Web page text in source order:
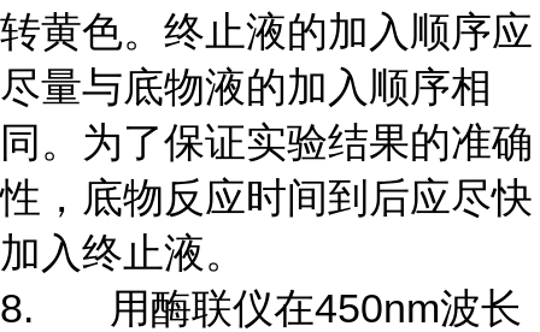
转黄色。终止液的加入顺序应
尽量与底物液的加入顺序相
同。为了保证实验结果的准确
性，底物反应时间到后应尽快
加入终止液。
8. 用酶联仪在450nm波长